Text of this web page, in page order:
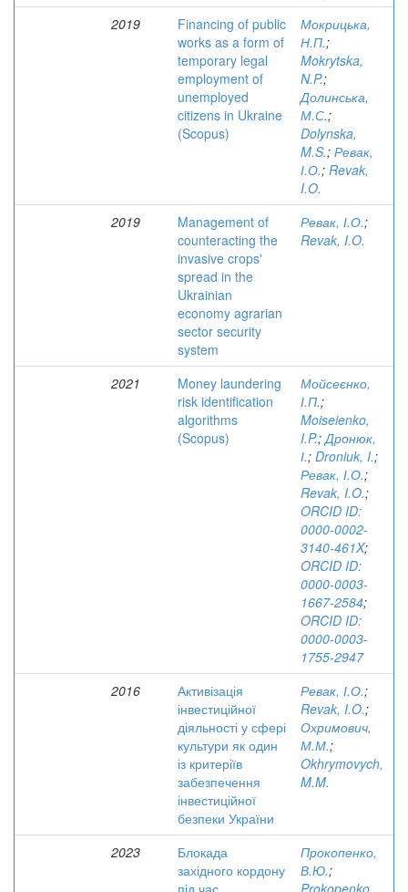
2019
Financing of public
works as a form of
temporary legal
employment of
unemployed
citizens in Ukraine
(Scopus)
Мокрицька,
Н.П.;
Mokrytska,
N.P.;
Долинська,
М.С.;
Dolynska,
M.S.; Ревак,
І.О.; Revak,
I.O.
2019
Management of
counteracting the
invasive crops'
spread in the
Ukrainian
economy agrarian
sector security
system
Ревак, І.О.;
Revak, I.O.
2021
Money laundering
risk identification
algorithms
(Scopus)
Мойсеєнко,
І.П.;
Moiseienko,
I.P.;Дронюк,
І.; Droniuk, I.;
Ревак, І.О.;
Revak, I.O.;
ORCID ID:
0000-0002-
3140-461X;
ORCID ID:
0000-0003-
1667-2584;
ORCID ID:
0000-0003-
1755-2947
2016
Активізація
інвестиційної
діяльності у сфері
культури як один
із критеріїв
забезпечення
інвестиційної
безпеки України
Ревак, І.О.;
Revak, I.O.;
Охримович,
М.М.;
Okhrymovych,
M.M.
2023
Блокада
західного кордону
під час
Прокопенко,
В.Ю.;
Prokopenko,